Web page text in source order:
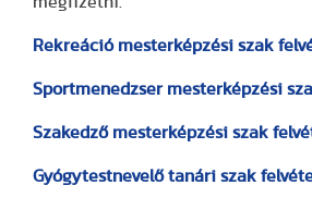
Rekreáció mesterképzési szak
Sportmenedzser mesterképzési
Szakedző mesterképzési szak
Gyógytestnevelő tanári szak